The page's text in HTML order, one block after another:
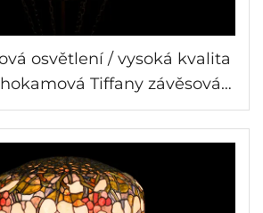
osvětlení / vysoká kvalita
Tiffany závěsová
Tiffany
/ Barokní styl moderní
luxusní osvětlení-4